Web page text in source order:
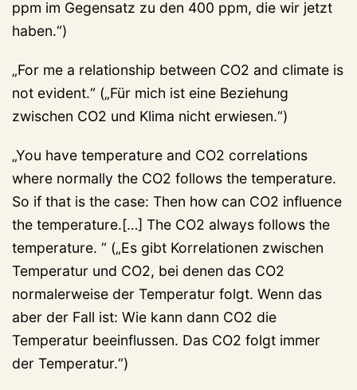
ppm im Gegensatz zu den 400 ppm, die wir jetzt
haben.“)
„For me a relationship between CO2 and climate is
not evident.“ („Für mich ist eine Beziehung
zwischen CO2 und Klima nicht erwiesen.“)
„You have temperature and CO2 correlations
where normally the CO2 follows the temperature.
So if that is the case: Then how can CO2 influence
the temperature.[…] The CO2 always follows the
temperature. “ („Es gibt Korrelationen zwischen
Temperatur und CO2, bei denen das CO2
normalerweise der Temperatur folgt. Wenn das
aber der Fall ist: Wie kann dann CO2 die
Temperatur beeinflussen. Das CO2 folgt immer
der Temperatur.“)